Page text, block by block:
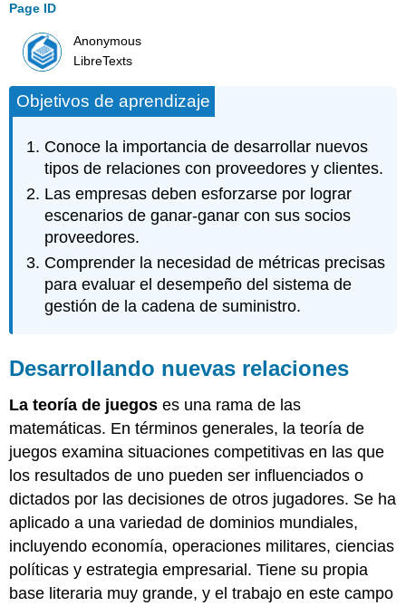
Page ID
Anonymous
LibreTexts
Objetivos de aprendizaje
Conoce la importancia de desarrollar nuevos
tipos de relaciones con proveedores y clientes.
Las empresas deben esforzarse por lograr
escenarios de ganar-ganar con sus socios
proveedores.
Comprender la necesidad de métricas precisas
para evaluar el desempeño del sistema de
gestión de la cadena de suministro.
Desarrollando nuevas relaciones
La teoría de juegos es una rama de las
matemáticas. En términos generales, la teoría de
juegos examina situaciones competitivas en las que
los resultados de uno pueden ser influenciados o
dictados por las decisiones de otros jugadores. Se ha
aplicado a una variedad de dominios mundiales,
incluyendo economía, operaciones militares, ciencias
políticas y estrategia empresarial. Tiene su propia
base literaria muy grande, y el trabajo en este campo